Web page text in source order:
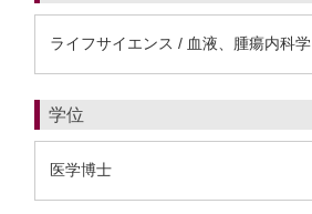
ライフサイエンス / 血液、腫瘍内科学
学位
医学博士